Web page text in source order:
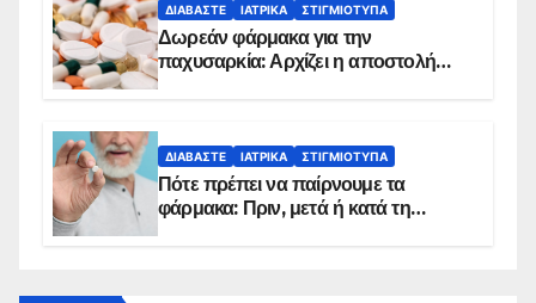
ΔΙΑΒΆΣΤΕ ΙΑΤΡΙΚΆ ΣΤΙΓΜΙΌΤΥΠΑ
Δωρεάν φάρμακα για την
παχυσαρκία: Αρχίζει η αποστολή
ΔΙΑΒΆΣΤΕ ΙΑΤΡΙΚΆ ΣΤΙΓΜΙΌΤΥΠΑ
Πότε πρέπει να παίρνουμε τα
φάρμακα: Πριν, μετά ή κατά τη